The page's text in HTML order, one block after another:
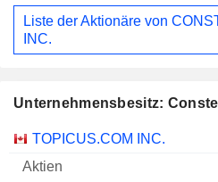
Liste der Aktionäre von
INC.
Unternehmensbesitz:
Name Aktien % Bewertung
TOPICUS.COM INC.